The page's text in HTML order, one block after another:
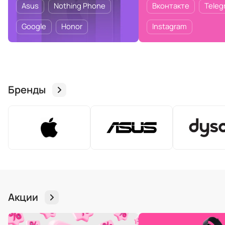
Asus Nothing Phone
Google Honor
Вконтакте
Instagram
Бренды
Акции